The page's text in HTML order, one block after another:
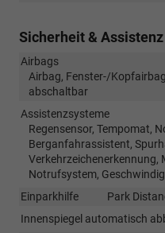
Sicherheit & Assistenz
Airbags
Airbag, Fenster-/
abschaltbar
Assistenzsysteme
Regensensor, Tempomat,
Berganfahrassistent,
Verkehrzeichenerkennung,
Notrufsystem,
Einparkhilfe
Park
Innenspiegel automatisch